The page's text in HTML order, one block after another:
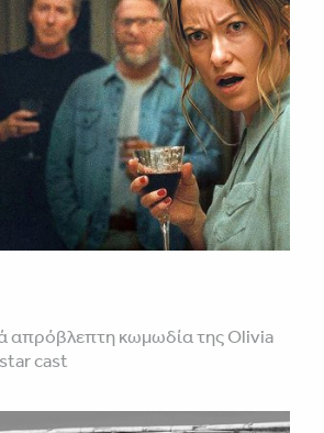
απρόβλεπτη κωμωδία της Olivia
cast